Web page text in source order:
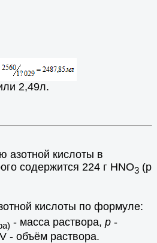
2,49л.
азотной кислоты в
содержится 224 г HNO3 (p
кислоты по формуле:
- масса раствора, p -
- объём раствора.